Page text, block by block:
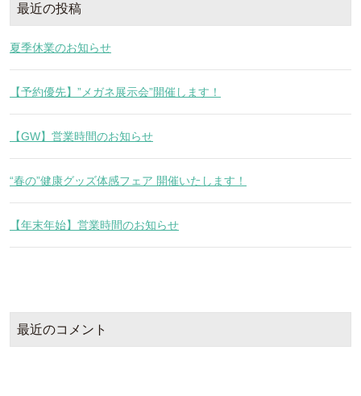
最近の投稿
夏季休業のお知らせ
【予約優先】”メガネ展示会”開催します！
【GW】営業時間のお知らせ
“春の”健康グッズ体感フェア 開催いたします！
【年末年始】営業時間のお知らせ
最近のコメント